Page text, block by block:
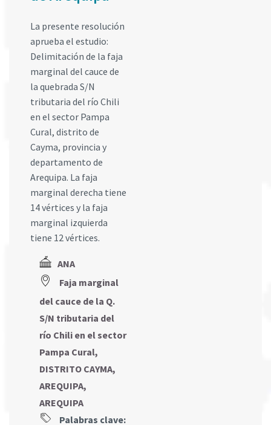
La presente resolución
aprueba el estudio:
Delimitación de la faja
marginal del cauce de
la quebrada S/N
tributaria del río Chili
en el sector Pampa
Cural, distrito de
Cayma, provincia y
departamento de
Arequipa. La faja
marginal derecha tiene
14 vértices y la faja
marginal izquierda
tiene 12 vértices.
ANA
Faja marginal
del cauce de la Q.
S/N tributaria del
río Chili en el sector
Pampa Cural,
DISTRITO CAYMA,
AREQUIPA,
AREQUIPA
Palabras clave: